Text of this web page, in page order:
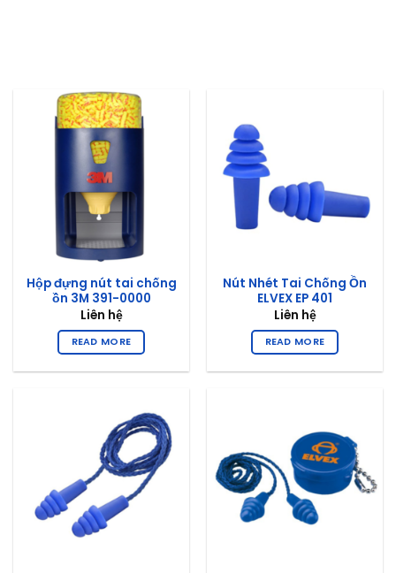
Hộp đựng nút tai chống
ồn 3M 391-0000
Liên hệ
READ MORE
Nút Nhét Tai Chống Ồn
ELVEX EP 401
Liên hệ
READ MORE